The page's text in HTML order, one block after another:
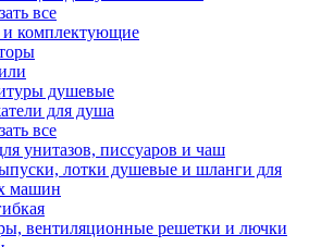
все
и комплектующие
душевые
для душа
все
унитазов, писсуаров и чаш
лотки душевые и шланги для
машин
вентиляционные решетки и лючки